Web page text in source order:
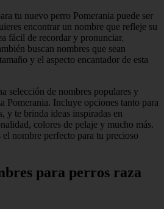
tu nuevo perro Pomerania puede ser
encontrar un nombre que refleje su
fácil de recordar y pronunciar.
buscan nombres que sean
y el aspecto encantador de esta
selección de nombres populares y
Pomerania. Incluye opciones tanto para
y te brinda ideas inspiradas en
colores de pelaje y mucho más.
el nombre perfecto para tu precioso
para perros raza